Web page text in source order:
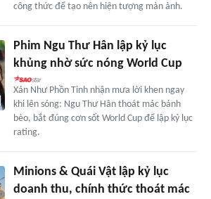
công thức để tạo nên hiện tượng màn ảnh.
Phim Ngu Thư Hân lập kỷ lục
khủng nhờ sức nóng World Cup
Xán Như Phồn Tinh nhận mưa lời khen ngay
khi lên sóng: Ngu Thư Hân thoát mác bánh
bèo, bắt đúng cơn sốt World Cup để lập kỷ lục
rating.
Minions & Quái Vật lập kỷ lục
doanh thu, chính thức thoát mác